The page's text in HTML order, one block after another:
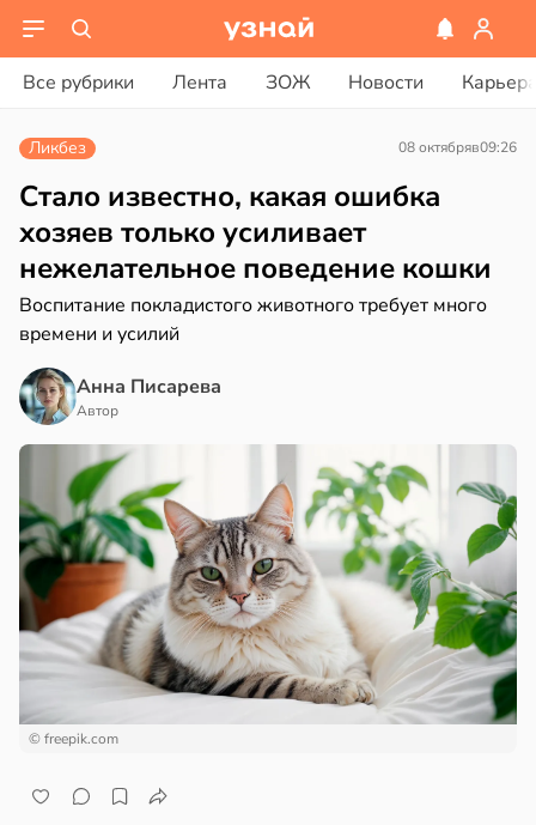
Все рубрики Лента ЗОЖ Новости
в13:55
в21:42
Ликбез 08 октябряв09:26
Стало известно, какая ошибка
хозяев только усиливает
нежелательное поведение кошки
Воспитание покладистого животного требует много
времени и усилий
Анна Писарева
Автор
© freepik.com
в17:40
20:37
18:48